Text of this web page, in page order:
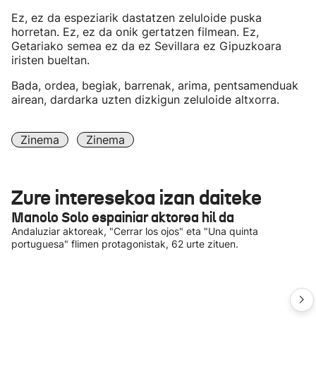
Ez, ez da espeziarik dastatzen zeluloide puska
horretan. Ez, ez da onik gertatzen filmean. Ez,
Getariako semea ez da ez Sevillara ez Gipuzkoara
iristen bueltan.
Bada, ordea, begiak, barrenak, arima, pentsamenduak
airean, dardarka uzten dizkigun zeluloide altxorra.
Zinema Zinema
Zure interesekoa izan daiteke
Manolo Solo espainiar aktorea hil da
Andaluziar aktoreak, "Cerrar los ojos" eta "Una quinta
portuguesa" flimen protagonistak, 62 urte zituen.